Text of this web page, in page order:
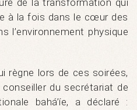
de la transformation qui
à la fois dans le cœur des
l’environnement physique
règne lors de ces soirées,
du secrétariat de
bahá’íe, a déclaré :